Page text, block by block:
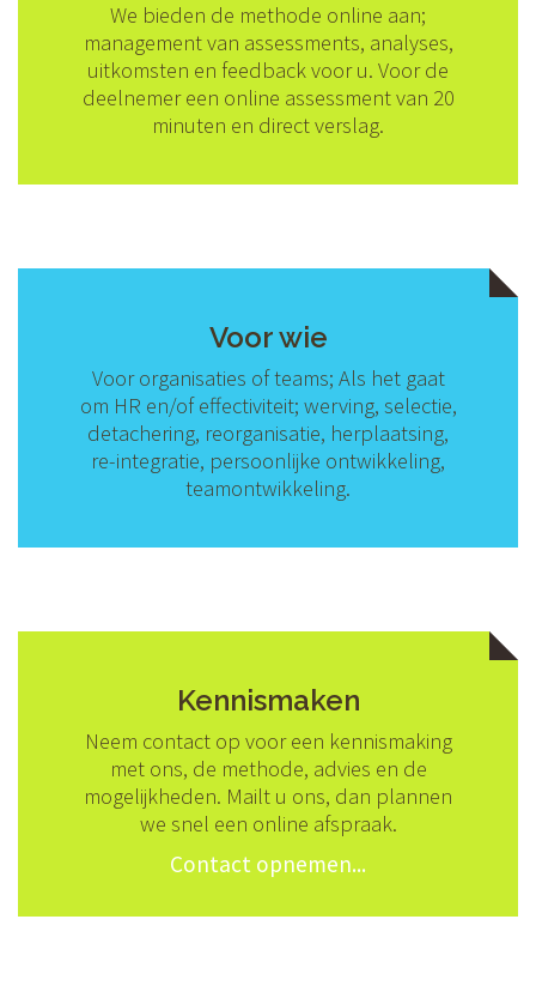
We bieden de methode online aan;
management van assessments, analyses,
uitkomsten en feedback voor u. Voor de
deelnemer een online assessment van 20
minuten en direct verslag.
Voor wie
Voor organisaties of teams; Als het gaat
om HR en/of effectiviteit; werving, selectie,
detachering, reorganisatie, herplaatsing,
re-integratie, persoonlijke ontwikkeling,
teamontwikkeling.
Kennismaken
Neem contact op voor een kennismaking
met ons, de methode, advies en de
mogelijkheden. Mailt u ons, dan plannen
we snel een online afspraak.
Contact opnemen...